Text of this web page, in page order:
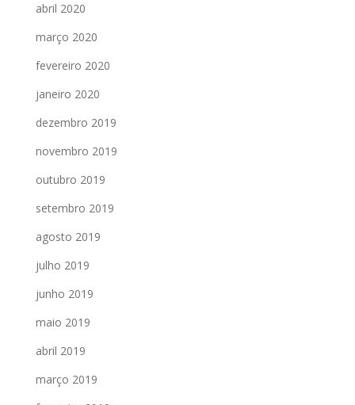
abril 2020
março 2020
fevereiro 2020
janeiro 2020
dezembro 2019
novembro 2019
outubro 2019
setembro 2019
agosto 2019
julho 2019
junho 2019
maio 2019
abril 2019
março 2019